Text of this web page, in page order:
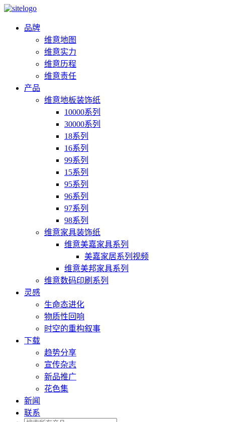
品牌
维意地图
维意实力
维意历程
维意责任
产品
维意地板装饰纸
10000系列
30000系列
18系列
16系列
99系列
15系列
95系列
96系列
97系列
98系列
维意家具装饰纸
维意美嘉家具系列
美嘉家居系列视频
维意美邦家具系列
维意数码印刷系列
灵感
生命态进化
物质性回响
时空的重构叙事
下载
趋势分享
宣传杂志
新品推广
花色集
新闻
联系